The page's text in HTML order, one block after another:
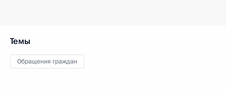
Темы
Обращения граждан